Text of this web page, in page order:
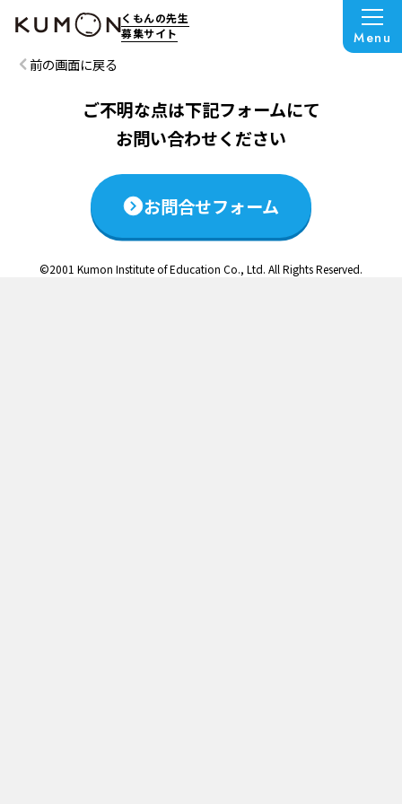
くもんの先生
募集サイト
Menu
この説明会は終了いたしました
前の画面に戻る
ご不明な点は下記フォームにて
お問い合わせください
お問合せフォーム
©2001 Kumon Institute of Education Co., Ltd. All Rights Reserved.